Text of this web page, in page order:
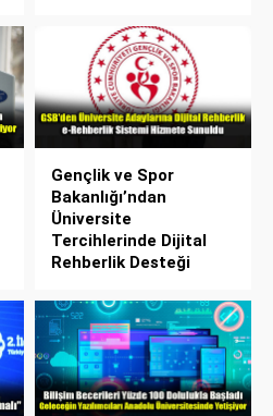
Gençlik ve Spor
Bakanlığı’ndan
Üniversite
Tercihlerinde Dijital
Rehberlik Desteği